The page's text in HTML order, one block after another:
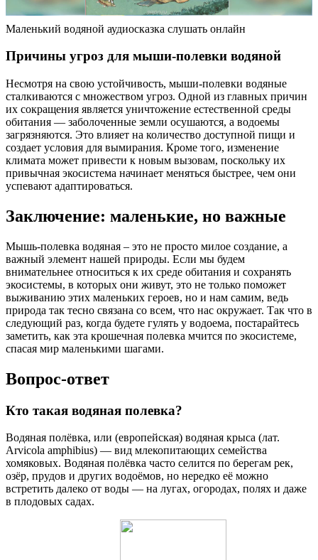
Маленький водяной аудиосказка слушать онлайн
Причины угроз для мыши-полевки водяной
Несмотря на свою устойчивость, мыши-полевки водяные
сталкиваются с множеством угроз. Одной из главных причин
их сокращения является уничтожение естественной среды
обитания — заболоченные земли осушаются, а водоемы
загрязняются. Это влияет на количество доступной пищи и
создает условия для вымирания. Кроме того, изменение
климата может привести к новым вызовам, поскольку их
привычная экосистема начинает меняться быстрее, чем они
успевают адаптироваться.
Заключение: маленькие, но важные
Мышь-полевка водяная – это не просто милое создание, а
важный элемент нашей природы. Если мы будем
внимательнее относиться к их среде обитания и сохранять
экосистемы, в которых они живут, это не только поможет
выживанию этих маленьких героев, но и нам самим, ведь
природа так тесно связана со всем, что нас окружает. Так что в
следующий раз, когда будете гулять у водоема, постарайтесь
заметить, как эта крошечная полевка мчится по экосистеме,
спасая мир маленькими шагами.
Вопрос-ответ
Кто такая водяная полевка?
Водяная полёвка, или (европейская) водяная крыса (лат.
Arvicola amphibius) — вид млекопитающих семейства
хомяковых. Водяная полёвка часто селится по берегам рек,
озёр, прудов и других водоёмов, но нередко её можно
встретить далеко от воды — на лугах, огородах, полях и даже
в плодовых садах.